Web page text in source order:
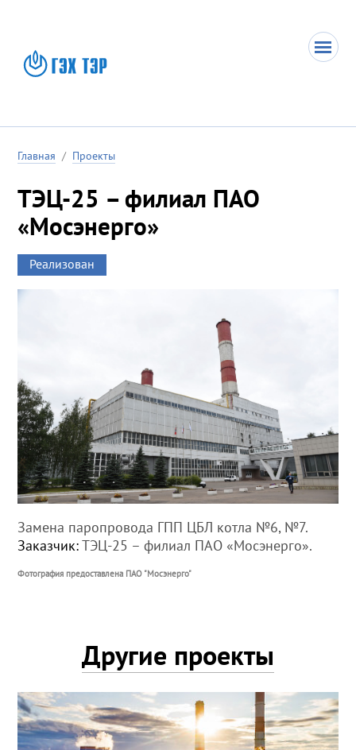
Главная / Проекты
ТЭЦ-25 – филиал ПАО
«Мосэнерго»
Реализован
Замена паропровода ГПП ЦБЛ котла №6, №7.
Заказчик:ТЭЦ-25 – филиал ПАО «Мосэнерго».
Фотография предоставлена ПАО "Мосэнерго"
Другие проекты